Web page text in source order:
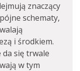
znaczący
schematy,
i środkiem.
się trwale
w tym